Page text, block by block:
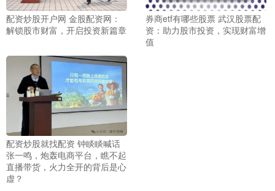
配资炒股开户网 金股配资网：
解锁股市财富，开启投资新篇章
券商etf有哪些股票 武汉股票配
资：助力股市投资，实现财富增
值
配资炒股就找配资 钟睒睒喊话
张一鸣，炮轰电商平台，瞧不起
直播带货，火力全开的背后是心
虚？